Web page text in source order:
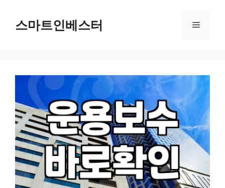
스마트인베스터 메